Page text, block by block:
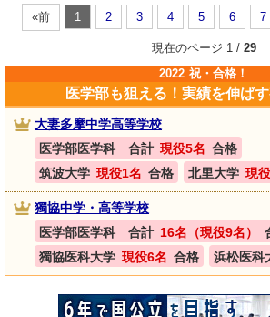
«前 1 2 3 4 5 6 7
現在のページ 1 / 29
2022 祝・合格！
医学部も狙える！実績を伸ば
大妻多摩中学高等学校
医学部医学科 合計 現役5名 合格
筑波大学 現役1名 合格 北里大学 現
獨協中学・高等学校
医学部医学科 合計 16名（現役9名）
獨協医科大学 現役6名 合格 浜松医科